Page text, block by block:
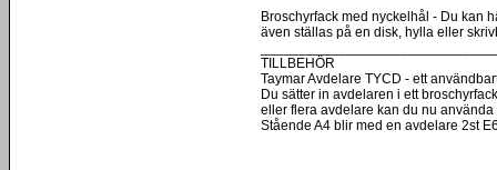
Broschyrfack med nyckelhål - Du kan
även ställas på en disk, hylla eller
TILLBEHÖR
Taymar Avdelare TYCD - ett
Du sätter in avdelaren i ett
eller flera avdelare kan du nu
Stående A4 blir med en avdelare 2st